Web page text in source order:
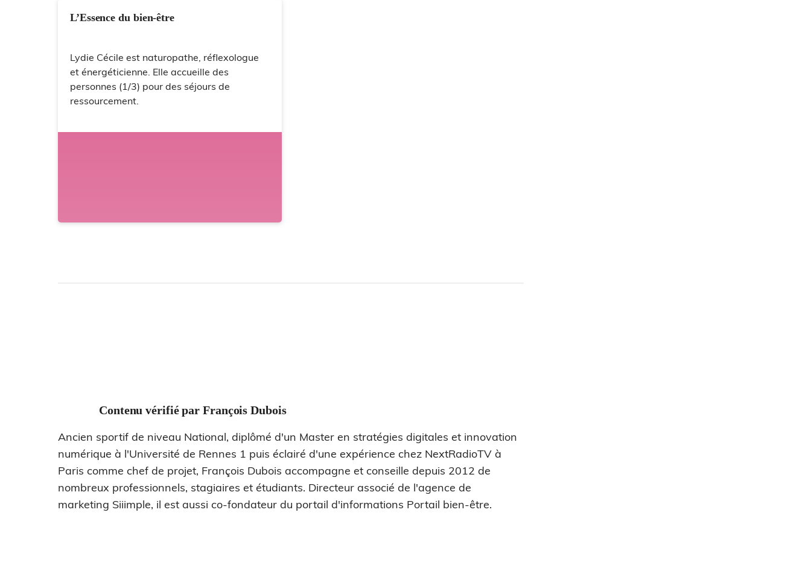
L’Essence du bien-être
Lydie Cécile est naturopathe, réflexologue
et énergéticienne. Elle accueille des
personnes (1/3) pour des séjours de
ressourcement.
Contenu vérifié par François Dubois
Ancien sportif de niveau National, diplômé d'un Master en stratégies digitales et innovation
numérique à l'Université de Rennes 1 puis éclairé d'une expérience chez NextRadioTV à
Paris comme chef de projet, François Dubois accompagne et conseille depuis 2012 de
nombreux professionnels, stagiaires et étudiants. Directeur associé de l'agence de
marketing Siiimple, il est aussi co-fondateur du portail d'informations Portail bien-être.